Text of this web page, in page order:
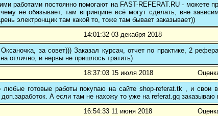
работами постоянно помогают на FAST-REFERAT.RU - можете
не обязывает, там впринципе всё могут сделать, вне
электронщик там какой то, тоже там бывает заказывает))
14:01:32 03 декабря 2018
за совет))) Заказал курсач, отчет по практике, 2
отлично, и нервы не пришлось тратить)
18:37:03 15 июля 2018
любые готовые работы покупаю на сайте shop-referat.tk , и свои
доп.заработок. А если там не нахожу то уже на referat.gq
16:54:33 11 июня 2018